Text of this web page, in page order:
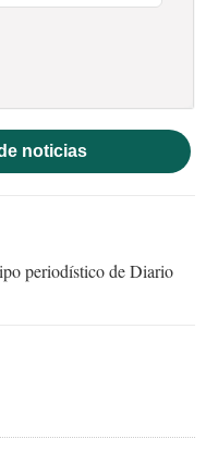
noticias
periodístico de Diario